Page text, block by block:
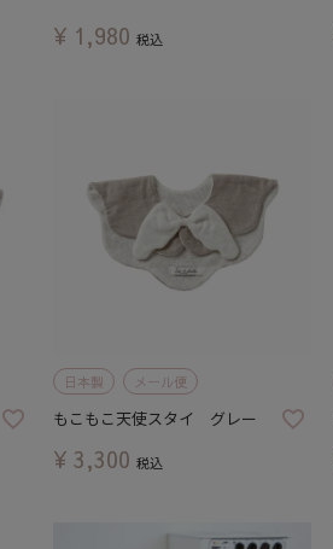
¥ 1,980 税込
日本製 メール便
もこもこ天使スタイ グレー
¥ 3,300 税込